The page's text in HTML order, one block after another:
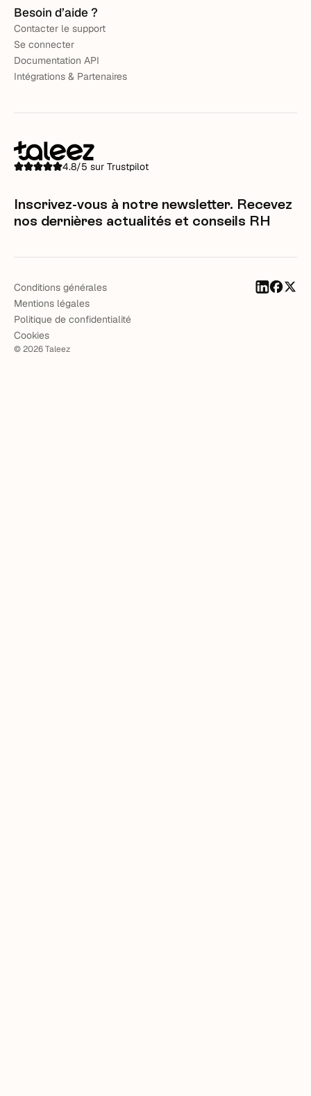
Besoin d’aide ?
Contacter le support
Se connecter
Documentation API
Intégrations & Partenaires
4.8/5 sur Trustpilot
Inscrivez-vous à notre newsletter. Recevez
nos dernières actualités et conseils RH
©2026Taleez
Conditions générales
Mentions légales
Politique de confidentialité
Cookies